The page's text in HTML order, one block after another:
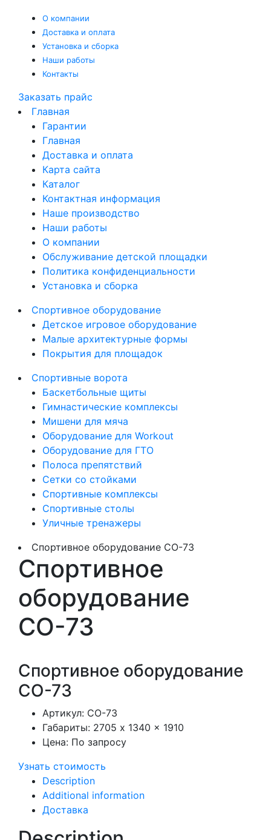
О компании
Доставка и оплата
Установка и сборка
Наши работы
Контакты
Заказать прайс
Главная
Гарантии
Главная
Доставка и оплата
Карта сайта
Каталог
Контактная информация
Наше производство
Наши работы
О компании
Обслуживание детской площадки
Политика конфиденциальности
Установка и сборка
Спортивное оборудование
Детское игровое оборудование
Малые архитектурные формы
Покрытия для площадок
Спортивные ворота
Баскетбольные щиты
Гимнастические комплексы
Мишени для мяча
Оборудование для Workout
Оборудование для ГТО
Полоса препятствий
Сетки со стойками
Спортивные комплексы
Спортивные столы
Уличные тренажеры
Спортивное оборудование СО-73
Спортивное
оборудование
СО-73
Спортивное оборудование
СО-73
Артикул: СО-73
Габариты: 2705 x 1340 x 1910
Цена: По запросу
Узнать стоимость
Description
Additional information
Доставка